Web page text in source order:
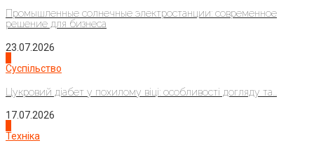
Промышленные солнечные электростанции: современное
решение для бизнеса
23.07.2026
Суспільство
Цукровий діабет у похилому віці: особливості догляду та...
17.07.2026
Техніка